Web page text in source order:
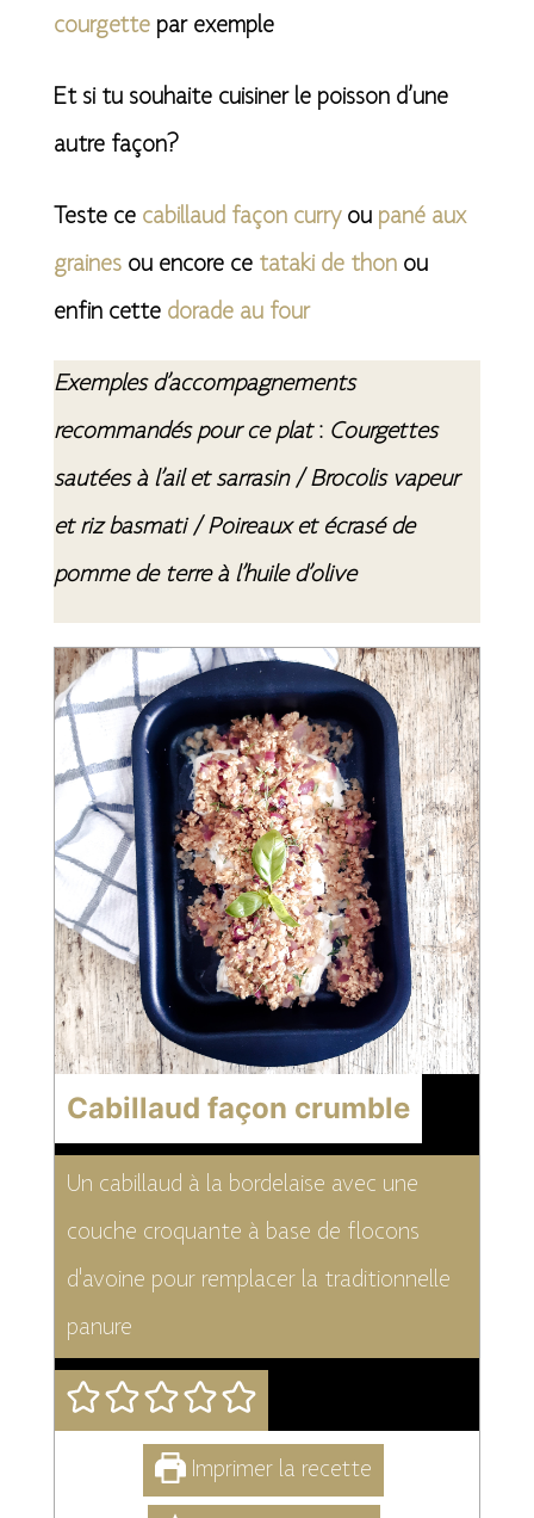
courgettepar exemple
Et si tu souhaite cuisiner le poisson d’une
autre façon?
Teste ce cabillaud façon curryou pané aux
grainesou encore ce tataki de thonou
enfin cette dorade au four
Exemples d’accompagnements
recommandés pour ce plat: Courgettes
sautées à l’ail et sarrasin / Brocolis vapeur
et riz basmati / Poireaux et écrasé de
pomme de terre à l’huile d’olive
Cabillaud façon crumble
Un cabillaud à la bordelaise avec une
couche croquante à base de flocons
d'avoine pour remplacer la traditionnelle
panure
Imprimer la recette